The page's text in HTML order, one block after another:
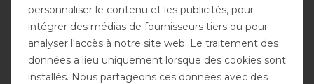
Sous-
couverture
possible
amovible
personnaliser le contenu et les publicités, pour
intégrer des médias de fournisseurs tiers ou pour
analyser l'accès à notre site web. Le traitement des
données a lieu uniquement lorsque des cookies sont
installés. Nous partageons ces données avec des